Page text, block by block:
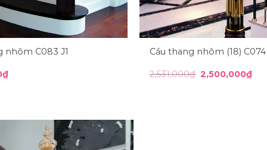
nhôm C083 J1
₫
Cầu thang nhôm (18) C074
2,531,000₫ Giá
gốc
2,500,000₫Giá